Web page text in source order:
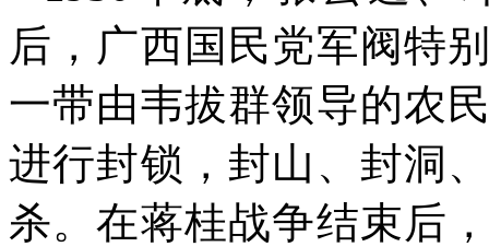
后，广西国民党军阀特
一带由韦拔群领导的农
进行封锁，封山、封洞
杀。在蒋桂战争结束后